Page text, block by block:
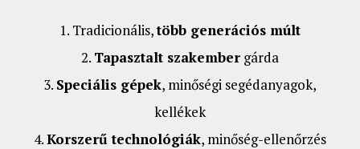
1. Tradicionális,több generációs múlt
2. Tapasztalt szakember gárda
3. Speciális gépek, minőségi segédanyagok,
kellékek
4.Korszerű technológiák, minőség-ellenőrzés